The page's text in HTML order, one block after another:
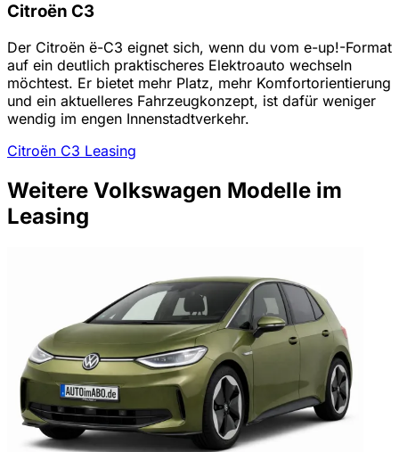
Citroën C3
Der Citroën ë-C3 eignet sich, wenn du vom e-up!-Format
auf ein deutlich praktischeres Elektroauto wechseln
möchtest. Er bietet mehr Platz, mehr Komfortorientierung
und ein aktuelleres Fahrzeugkonzept, ist dafür weniger
wendig im engen Innenstadtverkehr.
Citroën C3 Leasing
Weitere Volkswagen Modelle im
Leasing